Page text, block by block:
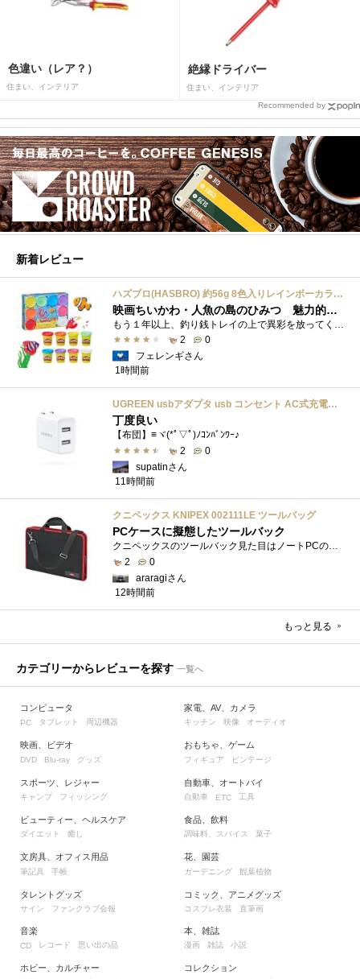
色違い（レア？）
住まい、インテリア
絶縁ドライバー
住まい、インテリア
Recommended by
新着レビュー
ハズブロ(HASBRO) 約56g 8色入りレインボーカラーのプレイ・ドー、新学期用品、2才以上のプリスクールの子供向け、子供向けのアート&クラフト 粘土 ねんど、こどもの日、子供の日プレゼント
映画ちいかわ・人魚の島のひみつ 魅力的なビラン：セイレーンを造ってみた
2
0
フェレンギさん
1時間前
UGREEN usbアダプタ usb コンセント AC式充電器 3.1A PSE認証済み 折りたたみ式プラグ 2ポート
丁度良い
【布団】≡ヾ(*ﾟ▽ﾟ)ﾉｺﾝﾊﾞﾝﾜｰ♪
2
0
supatinさん
11時間前
クニペックス KNIPEX 002111LE ツールバッグ
PCケースに擬態したツールバック
クニペックスのツールバック見た目はノートPCのバックみたい。中には工具を入れるポケットや工具を固定するゴムバンドが付いています。
2
0
araragiさん
12時間前
もっと見る
カテゴリーからレビューを探す 一覧へ
コンピュータ
PC タブレット 周辺機器
映画、ビデオ
DVD Blu-ray グッズ
スポーツ、レジャー
キャンプ フィッシング
ビューティー、ヘルスケア
ダイエット 癒し
文房具、オフィス用品
筆記具 手帳
タレントグッズ
サイン ファンクラブ会報
家電、AV、カメラ
キッチン 映像 オーディオ
おもちゃ、ゲーム
フィギュア ビンテージ
自動車、オートバイ
自動車 ETC 工具
食品、飲料
調味料、スパイス 菓子
花、園芸
ガーデニング 観葉植物
コミック、アニメグッズ
コスプレ衣装 直筆画
音楽
CD レコード 思い出の品
ホビー、カルチャー
本、雑誌
漫画 雑誌 小説
コレクション